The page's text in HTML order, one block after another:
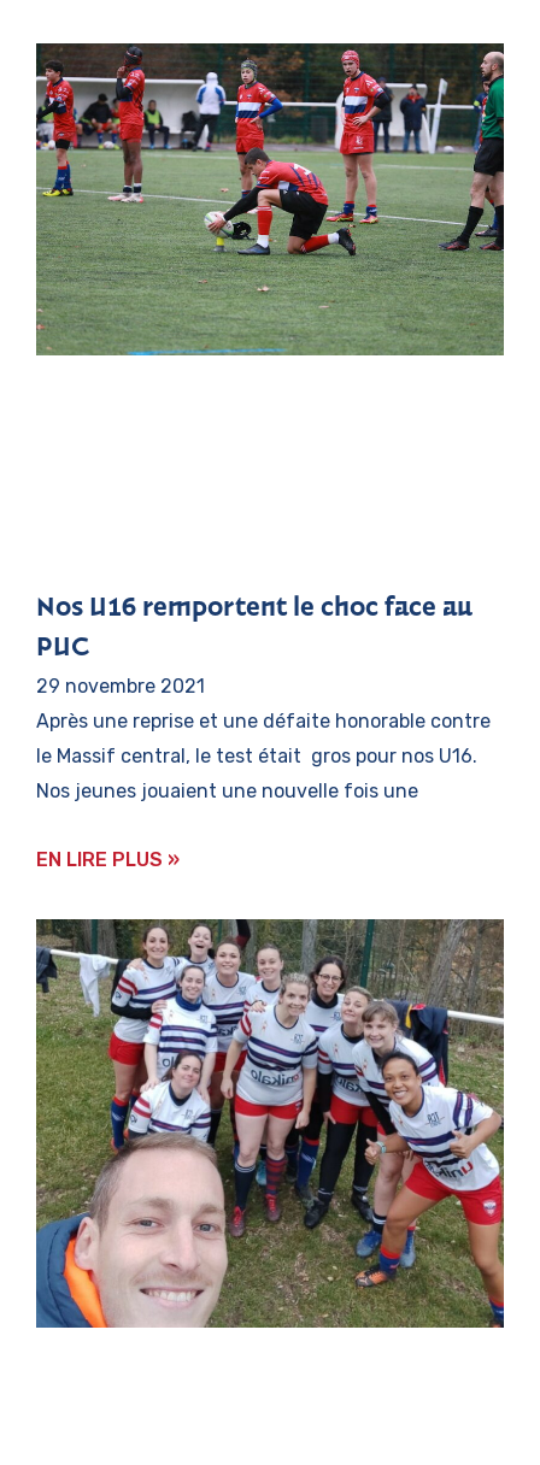
Nos U16 remportent le choc face au
PUC
29 novembre 2021
Après une reprise et une défaite honorable contre
le Massif central, le test était gros pour nos U16.
Nos jeunes jouaient une nouvelle fois une
EN LIRE PLUS »